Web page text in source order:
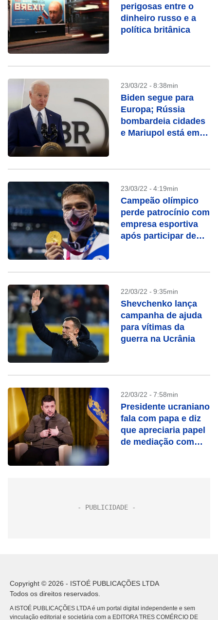
perigosas entre o
dinheiro russo e a
política britânica
23/03/22 - 8:38min
Biden segue para
Europa; Rússia
bombardeia cidades
e Mariupol está em
23/03/22 - 4:19min
Campeão olímpico
perde patrocínio com
empresa esportiva
após participar de
22/03/22 - 9:35min
Shevchenko lança
campanha de ajuda
para vítimas da
guerra na Ucrânia
22/03/22 - 7:58min
Presidente ucraniano
fala com papa e diz
que apreciaria papel
de mediação com
Copyright © 2026 - ISTOÉ PUBLICAÇÕES LTDA
Todos os direitos reservados.
A ISTOÉ PUBLICAÇÕES LTDA é um portal digital independente e sem
vinculação editorial e societária com a EDITORA TRES COMÉRCIO DE